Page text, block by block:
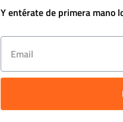
Y entérate de primera mano